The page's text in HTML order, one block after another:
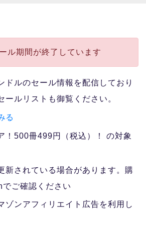
ル期間が終了しています
ドルのセール情報を配信しており
ールリストも御覧ください。
る
！500冊499円（税込）！ の対象
新されている場合があります。購
ご確認ください
ゾンアフィリエイト広告を利用し